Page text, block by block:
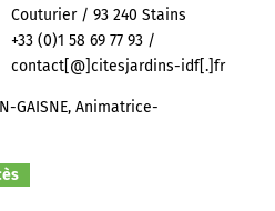
Couturier / 93 240 Stains
+33 (0)1 58 69 77 93 /
contact[@]citesjardins-idf[.]fr
GAISNE, Animatrice-